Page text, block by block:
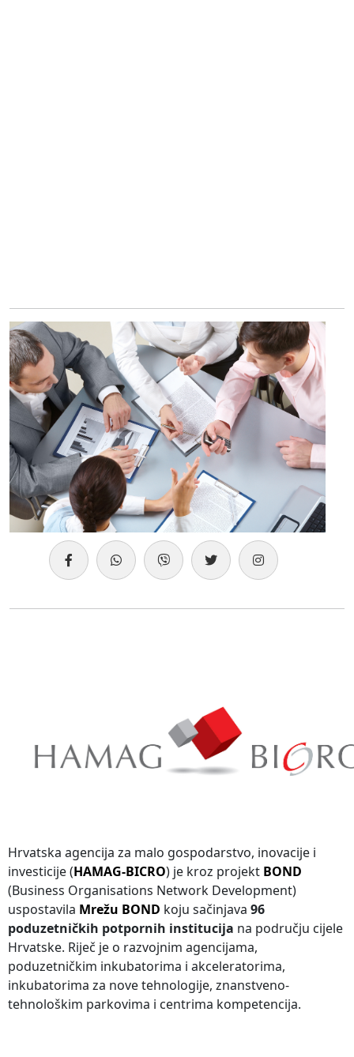
Hrvatska agencija za malo gospodarstvo, inovacije i
investicije (HAMAG-BICRO) je kroz projekt BOND
(Business Organisations Network Development)
uspostavila Mrežu BOND koju sačinjava 96
poduzetničkih potpornih institucija na području cijele
Hrvatske. Riječ je o razvojnim agencijama,
poduzetničkim inkubatorima i akceleratorima,
inkubatorima za nove tehnologije, znanstveno-
tehnološkim parkovima i centrima kompetencija.